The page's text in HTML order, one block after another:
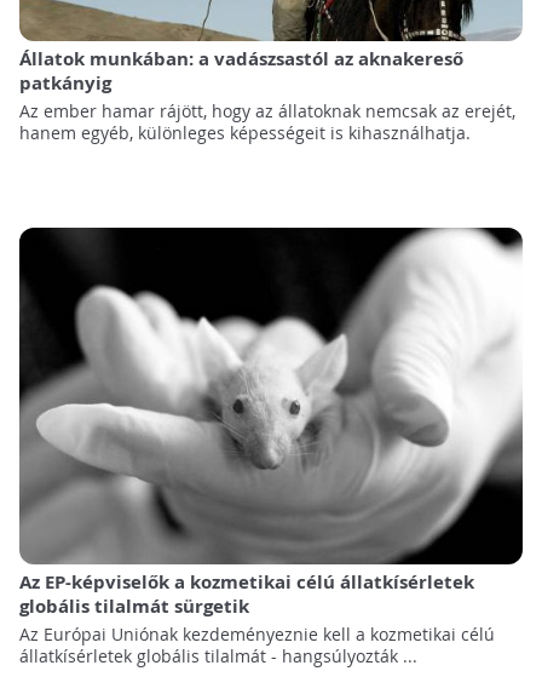
Állatok munkában: a vadászsastól az aknakereső
patkányig
Az ember hamar rájött, hogy az állatoknak nemcsak az erejét,
hanem egyéb, különleges képességeit is kihasználhatja.
Az EP-képviselők a kozmetikai célú állatkísérletek
globális tilalmát sürgetik
Az Európai Uniónak kezdeményeznie kell a kozmetikai célú
állatkísérletek globális tilalmát - hangsúlyozták ...